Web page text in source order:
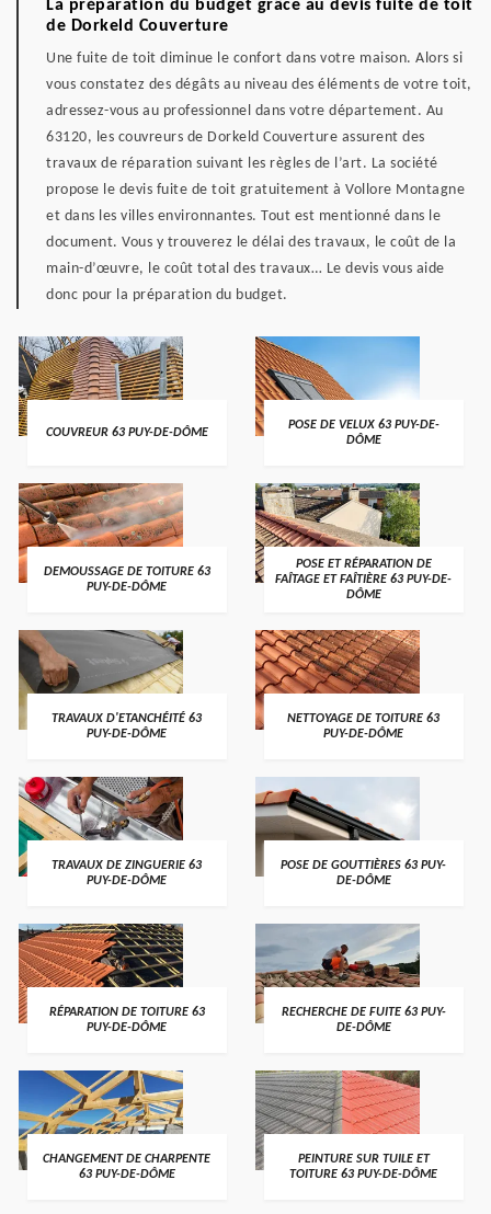
La préparation du budget grâce au devis fuite de toit
de Dorkeld Couverture
Une fuite de toit diminue le confort dans votre maison. Alors si
vous constatez des dégâts au niveau des éléments de votre toit,
adressez-vous au professionnel dans votre département. Au
63120, les couvreurs de Dorkeld Couverture assurent des
travaux de réparation suivant les règles de l’art. La société
propose le devis fuite de toit gratuitement à Vollore Montagne
et dans les villes environnantes. Tout est mentionné dans le
document. Vous y trouverez le délai des travaux, le coût de la
main-d’œuvre, le coût total des travaux… Le devis vous aide
donc pour la préparation du budget.
COUVREUR 63 PUY-DE-DÔME
POSE DE VELUX 63 PUY-DE-
DÔME
DEMOUSSAGE DE TOITURE 63
PUY-DE-DÔME
POSE ET RÉPARATION DE
FAÎTAGE ET FAÎTIÈRE 63 PUY-DE-
DÔME
TRAVAUX D'ETANCHÉITÉ 63
PUY-DE-DÔME
NETTOYAGE DE TOITURE 63
PUY-DE-DÔME
TRAVAUX DE ZINGUERIE 63
PUY-DE-DÔME
POSE DE GOUTTIÈRES 63 PUY-
DE-DÔME
RÉPARATION DE TOITURE 63
PUY-DE-DÔME
RECHERCHE DE FUITE 63 PUY-
DE-DÔME
CHANGEMENT DE CHARPENTE
63 PUY-DE-DÔME
PEINTURE SUR TUILE ET
TOITURE 63 PUY-DE-DÔME